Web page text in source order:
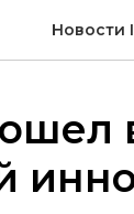
Новости